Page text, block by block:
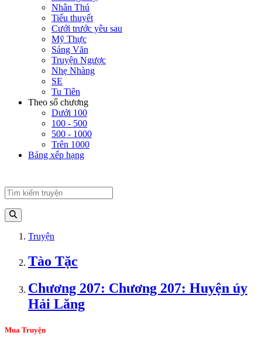
Nhân Thú
Tiểu thuyết
Cưới trước yêu sau
Mỹ Thực
Sảng Văn
Truyện Ngược
Nhẹ Nhàng
SE
Tu Tiên
Theo số chương
Dưới 100
100 - 500
500 - 1000
Trên 1000
Bảng xếp hạng
Truyện
Tào Tặc
Chương 207: Chương 207: Huyện úy
Hải Lăng
Mua Truyện